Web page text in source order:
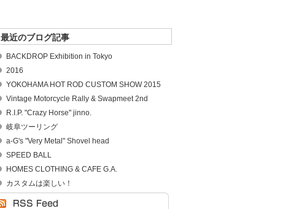
最近のブログ記事
BACKDROP Exhibition in Tokyo
2016
YOKOHAMA HOT ROD CUSTOM SHOW 2015
Vintage Motorcycle Rally & Swapmeet 2nd
R.I.P. "Crazy Horse" jinno.
岐阜ツーリング
a-G's "Very Metal" Shovel head
SPEED BALL
HOMES CLOTHING & CAFE G.A.
カスタムは楽しい！